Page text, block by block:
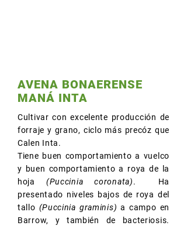
AVENA BONAERENSE
MANÁ INTA
Cultivar con excelente producción de
forraje y grano, ciclo más precóz que
Calen Inta.
Tiene buen comportamiento a vuelco
y buen comportamiento a roya de la
hoja (Puccinia coronata). Ha
presentado niveles bajos de roya del
tallo (Puccinia graminis) a campo en
Barrow, y también de bacteriosis.